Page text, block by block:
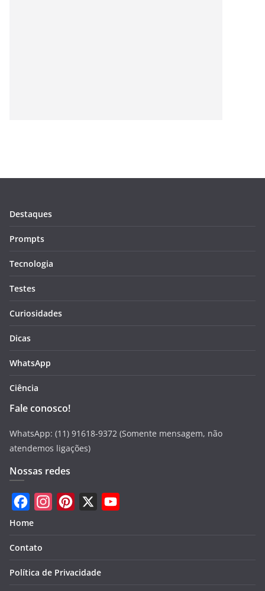
Destaques
Prompts
Tecnologia
Testes
Curiosidades
Dicas
WhatsApp
Ciência
Fale conosco!
WhatsApp: (11) 91618-9372 (Somente mensagem, não
atendemos ligações)
Nossas redes
F
c
e
s
t
t
Home
Contato
Política de Privacidade